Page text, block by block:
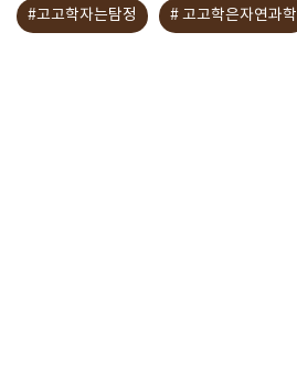
#고고학자는탐정 # 고고학은자연과학